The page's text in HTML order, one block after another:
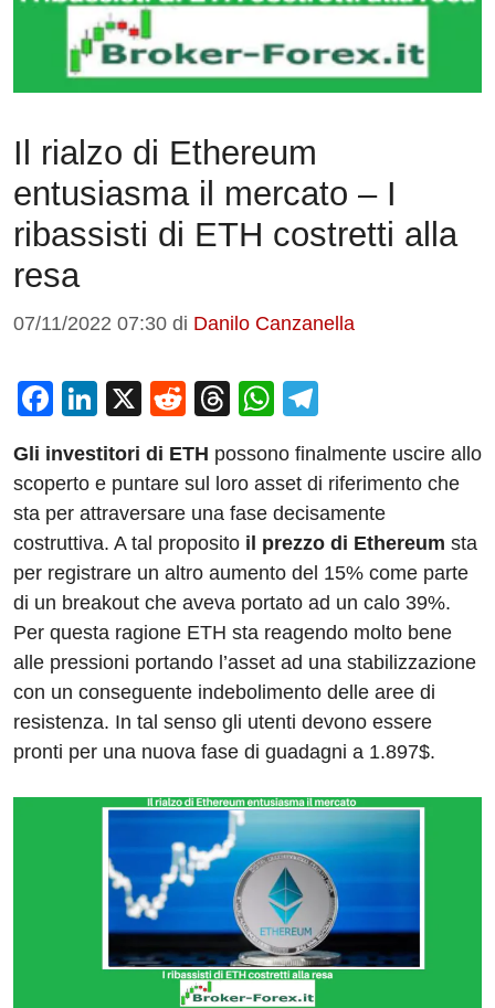
Il rialzo di Ethereum
entusiasma il mercato – I
ribassisti di ETH costretti alla
resa
07/11/2022 07:30 di Danilo Canzanella
F
c
e
b
o
o
k
Li
k
e
dI
n
X
R
d
di
t
T
e
a
d
s
W
at
s
A
p
p
e
gr
a
m
Gli investitori di ETH possono finalmente uscire allo
scoperto e puntare sul loro asset di riferimento che
sta per attraversare una fase decisamente
costruttiva. A tal proposito il prezzo di Ethereum sta
per registrare un altro aumento del 15% come parte
di un breakout che aveva portato ad un calo 39%.
Per questa ragione ETH sta reagendo molto bene
alle pressioni portando l’asset ad una stabilizzazione
con un conseguente indebolimento delle aree di
resistenza. In tal senso gli utenti devono essere
pronti per una nuova fase di guadagni a 1.897$.